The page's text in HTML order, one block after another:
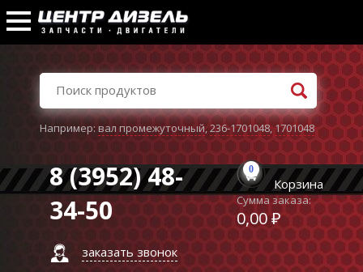
Например:вал промежуточный,236-1701048,1701048
8 (3952) 48-
34-50
заказать звонок
0
Корзина
Сумма заказа:
0,00 ₽